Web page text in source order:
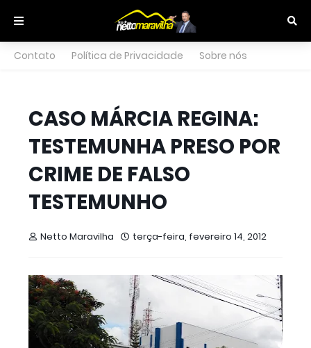
Contato Política de Privacidade Sobre nós
CASO MÁRCIA REGINA:
TESTEMUNHA PRESO POR
CRIME DE FALSO
TESTEMUNHO
Netto Maravilha terça-feira, fevereiro 14, 2012